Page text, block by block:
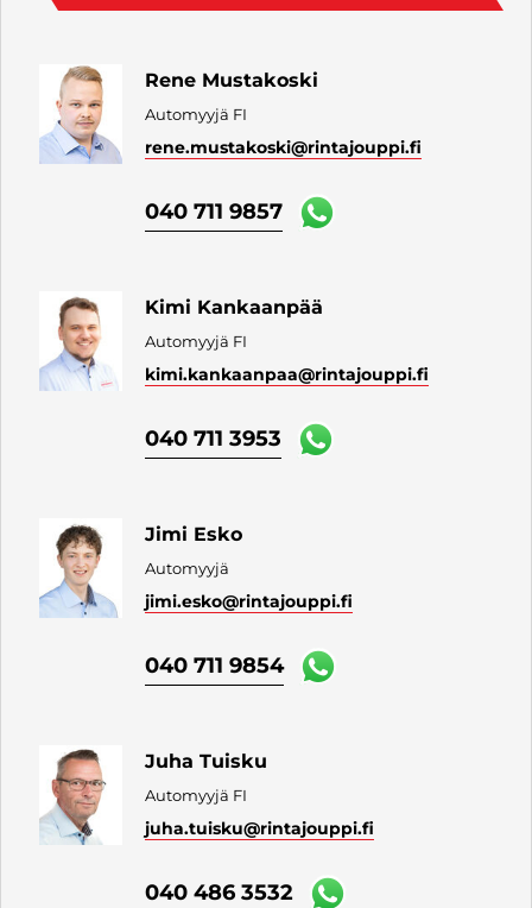
Rene Mustakoski
Automyyjä FI
rene.mustakoski@rintajouppi.fi
040 711 9857
Kimi Kankaanpää
Automyyjä FI
kimi.kankaanpaa@rintajouppi.fi
040 711 3953
Jimi Esko
Automyyjä
jimi.esko@rintajouppi.fi
040 711 9854
Juha Tuisku
Automyyjä FI
juha.tuisku@rintajouppi.fi
040 486 3532